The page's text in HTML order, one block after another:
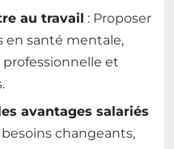
au travail : Proposer
en santé mentale,
et
avantages salariés
changeants,